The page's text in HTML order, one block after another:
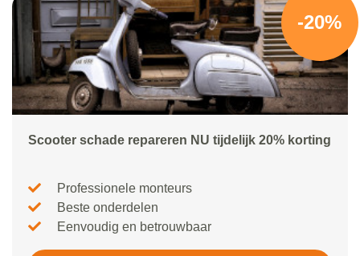
-20%
Scooter schade repareren NU tijdelijk 20% korting
Professionele monteurs
Beste onderdelen
Eenvoudig en betrouwbaar